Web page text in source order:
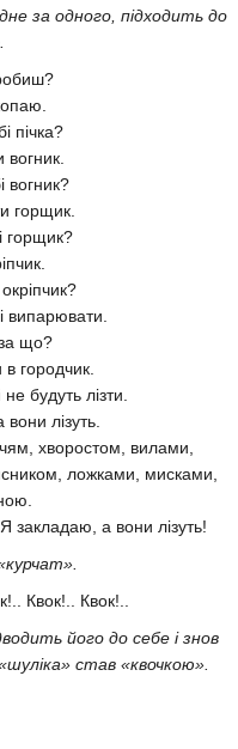
за одного, підходить до
горщик.
що?
городчик.
будуть лізти.
лізуть.
хворостом, вилами,
ложками, мисками,
а вони лізуть!
Квок!.. Квок!..
його до себе і знов
став «квочкою».